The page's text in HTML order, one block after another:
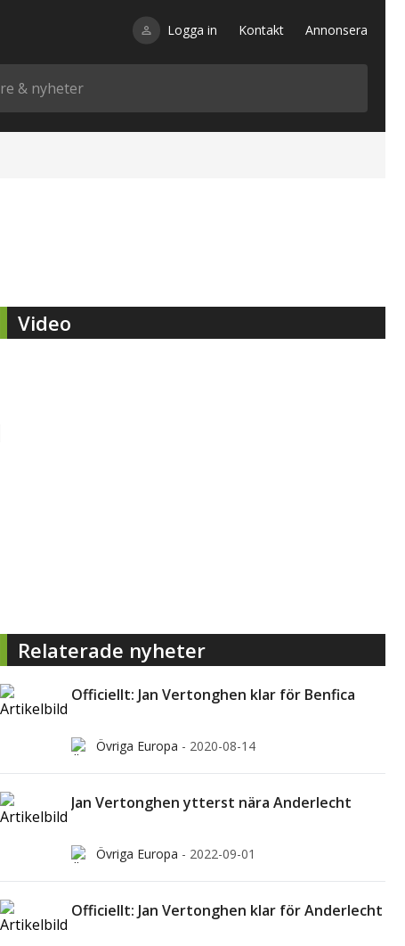
Logga in Kontakt Annonsera
Video
Relaterade nyheter
Officiellt: Jan Vertonghen klar för Benfica
Övriga Europa - 2020-08-14
Jan Vertonghen ytterst nära Anderlecht
Övriga Europa - 2022-09-01
Officiellt: Jan Vertonghen klar för Anderlecht